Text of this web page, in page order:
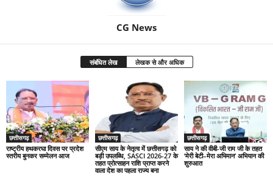
CG News
संबंधित लेख लेखक से और अधिक
छत्तीसगढ़
राष्ट्रीय हथकरघा दिवस पर प्रदेश
स्तरीय बुनकर सम्मेलन आज
छत्तीसगढ़
सीएम साय के नेतृत्व में छत्तीसगढ़ को
बड़ी उपलब्धि, SASCI 2026-27 के
तहत प्रोत्साहन राशि प्राप्त करने
वाला देश का पहला राज्य बना
छत्तीसगढ़
साय ने की वीबी-जी राम जी के तहत
‘मेरी बेटी–मेरा अभिमान’ अभियान की
शुरुआत